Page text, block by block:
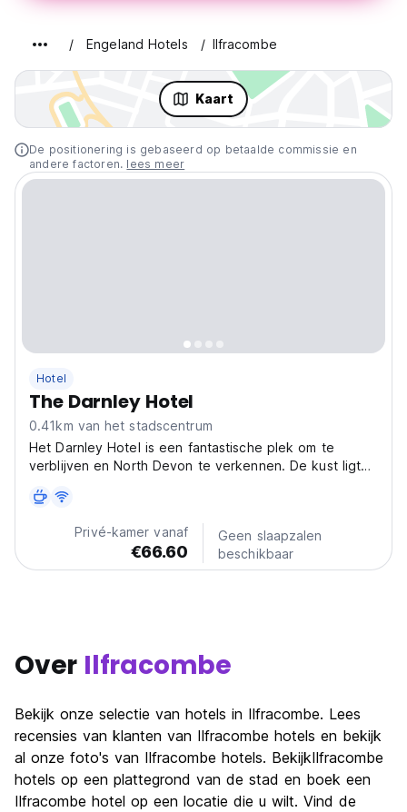
Engeland Hotels Ilfracombe
Kaart
De positionering is gebaseerd op betaalde commissie en
andere factoren. lees meer
Hotel
The Darnley Hotel
0.41km van het stadscentrum
Het Darnley Hotel is een fantastische plek om te
verblijven en North Devon te verkennen. De kust ligt
Privé-kamer vanaf
€66.60
Geen slaapzalen
beschikbaar
Over Ilfracombe
Bekijk onze selectie van hotels in Ilfracombe. Lees
recensies van klanten van Ilfracombe hotels en bekijk
al onze foto's van Ilfracombe hotels. BekijkIlfracombe
hotels op een plattegrond van de stad en boek een
Ilfracombe hotel op een locatie die u wilt. Vind de